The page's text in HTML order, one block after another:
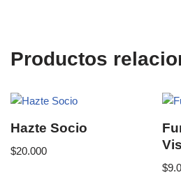
Productos
Hazte Socio
$20.000
$